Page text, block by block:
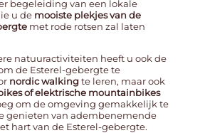
begeleiding van een lokale
u de mooiste plekjes van de
met rode rotsen zal laten
natuuractiviteiten heeft u ook de
de Esterel-gebergte te
nordic walkingte leren, maar ook
of elektrische mountainbikes
om de omgeving gemakkelijk te
genieten van adembenemende
hart van de Esterel-gebergte.